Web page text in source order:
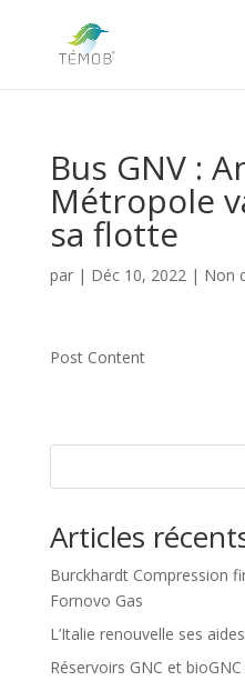
Bus GNV :
Métropole
sa flotte
par | Déc 10, 2022| Non
Post Content
Articles
Burckhardt Compression
Fornovo Gas
L’Italie renouvelle ses
Réservoirs GNC et